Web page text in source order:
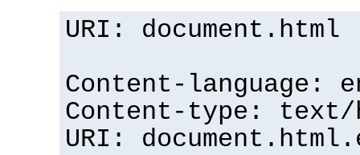
URI: document.html
Content-language:
Content-type: text/
URI: